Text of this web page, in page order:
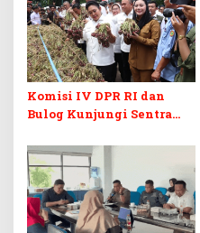
Komisi IV DPR RI dan
Bulog Kunjungi Sentra
Dorong Peluang Ekspor